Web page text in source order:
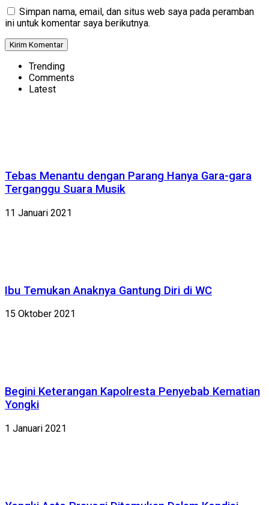
Simpan nama, email, dan situs web saya pada peramban
ini untuk komentar saya berikutnya.
Trending
Comments
Latest
Tebas Menantu dengan Parang Hanya Gara-gara
Terganggu Suara Musik
11 Januari 2021
Ibu Temukan Anaknya Gantung Diri di WC
15 Oktober 2021
Begini Keterangan Kapolresta Penyebab Kematian
Yongki
1 Januari 2021